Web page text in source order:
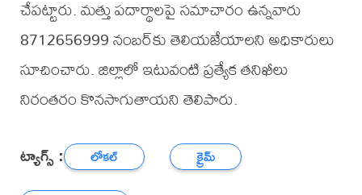
చేపట్టారు. మత్తు పదార్థాలపై సమాచారం ఉన్నవారు
8712656999 నంబర్‌కు తెలియజేయాలని అధికారులు
సూచించారు. జిల్లాలో ఇటువంటి ప్రత్యేక తనిఖీలు
నిరంతరం కొనసాగుతాయని తెలిపారు.
ట్యాగ్స్ : లోకల్
క్రైమ్